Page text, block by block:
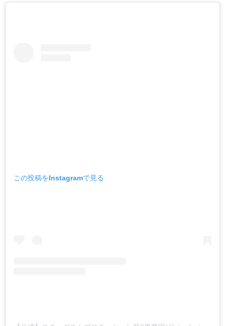
この投稿をInstagramで見る